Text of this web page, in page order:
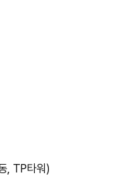
, TP타워)